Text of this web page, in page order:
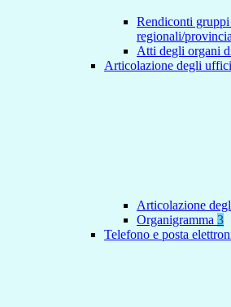
Rendiconti
regionali/
Atti degli organi
Articolazione degli uffici
Articolazione
Organigramma 3
Telefono e posta